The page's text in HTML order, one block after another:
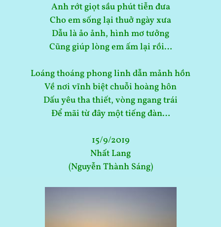
Anh rớt giọt sầu phút tiễn đưa
Cho em sống lại thuở ngày xưa
Dẫu là ảo ảnh, hình mơ tưởng
Cũng giúp lòng em ấm lại rồi…
Loáng thoáng phong linh dẫn mảnh hồn
Về nơi vĩnh biệt chuỗi hoàng hôn
Dấu yêu tha thiết, vòng ngang trái
Để mãi từ đây một tiếng đàn…
15/9/2019
Nhất Lang
(Nguyễn Thành Sáng)